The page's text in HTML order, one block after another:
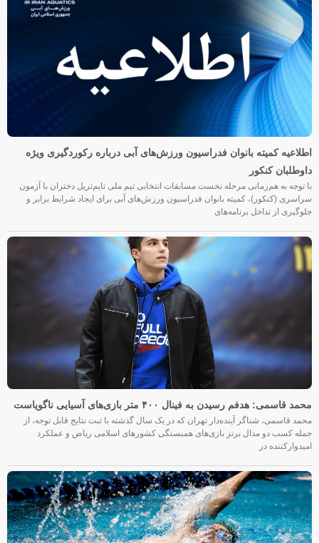
اطلاعیه کمیته بانوان فدراسیون ورزش‌های آبی درباره رکوردگیری ویژه
داوطلبان کنکور
با توجه به هم‌زمانی مرحله نخست مسابقات انتخابی تیم ملی تایم‌تریل دختران با آزمون
سراسری (کنکور)، کمیته بانوان فدراسیون ورزش‌های آبی برای ایجاد شرایط برابر و
جلوگیری از تداخل برنامه‌های
محمد قاسمی: هدفم رسیدن به فینال ۴۰۰ متر بازی‌های آسیایی ناگویاست
محمد قاسمی، شناگر آینده‌دار تهران که در یک سال گذشته با ثبت نتایج قابل توجه، از
جمله کسب دو مدال برنز بازی‌های همبستگی کشورهای اسلامی ریاض و عملکرد
امیدوارکننده در